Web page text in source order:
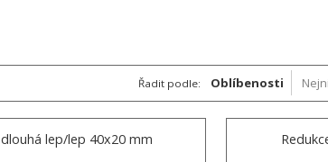
Řadit podle: Oblíbenosti
lep/lep 40x20 mm